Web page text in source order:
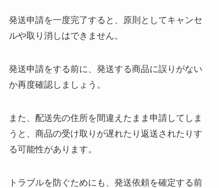
発送申請を一度完了すると、原則としてキャンセ
ルや取り消しはできません。
発送申請をする前に、発送する商品に誤りがない
か再度確認しましょう。
また、配送先の住所を間違えたまま申請してしま
うと、商品の受け取りが遅れたり返送されたりす
る可能性があります。
トラブルを防ぐためにも、発送依頼を確定する前